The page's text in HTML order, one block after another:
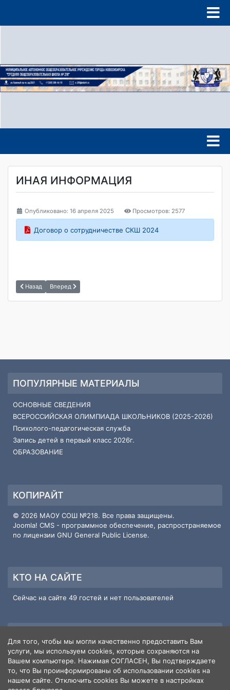
ИНАЯ ИНФОРМАЦИЯ
Опубликовано: 16 апреля 2025 Просмотров: 2577
Договор о сотрудничестве СКШ 2024
Назад Вперед
ПОПУЛЯРНЫЕ МАТЕРИАЛЫ
ОСНОВНЫЕ СВЕДЕНИЯ
ВСЕРОССИЙСКАЯ ОЛИМПИАДА ШКОЛЬНИКОВ (2025-2026)
Психолого-педагогическая служба
Запись детей в первый класс 2026г.
ОБРАЗОВАНИЕ
КОПИРАЙТ
© 2026 МАОУ СОШ №218. Все права защищены.
Joomla! CMS - программное обеспечение, распространяемое
по лицензии GNU General Public License.
КТО НА САЙТЕ
Сейчас на сайте 49 гостей и нет пользователей
Пользователи 3
Материалы
Кол-во просмотров материалов 1648957
Для того, чтобы мы могли качественно предоставить Вам
услуги, мы используем cookies, которые сохраняются на
Вашем компьютере. Нажимая СОГЛАСЕН, Вы подтверждаете
то, что Вы проинформированы об использовании cookies на
нашем сайте. Отключить cookies Вы можете в настройках